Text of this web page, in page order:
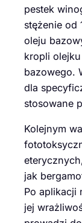
pestek
stężenie od
oleju
kropli
bazowego.
dla
stosowane
Kolejnym
jak
Po aplikacji
jej